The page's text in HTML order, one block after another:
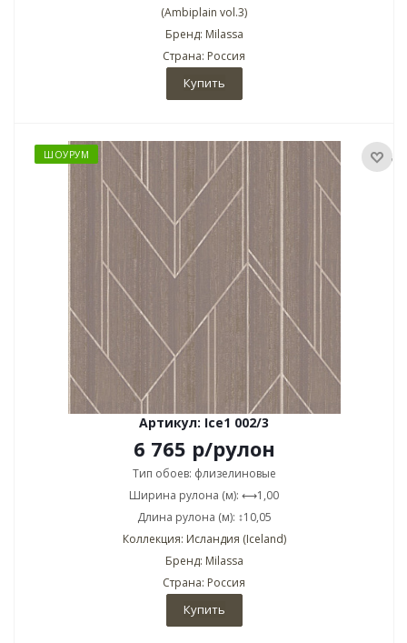
(Ambiplain vol.3)
Бренд: Milassa
Страна: Россия
Купить
ШОУРУМ
Артикул: Ice1 002/3
6 765 р/рулон
Тип обоев: флизелиновые
Ширина рулона (м): ⟷1,00
Длина рулона (м): ↕10,05
Коллекция: Исландия (Iceland)
Бренд: Milassa
Страна: Россия
Купить